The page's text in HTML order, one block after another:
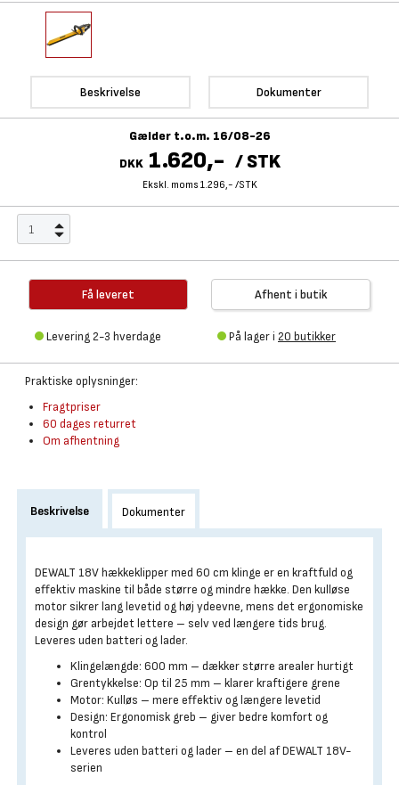
Beskrivelse Dokumenter
Gælder t.o.m. 16/08-26
DKK 1.620,- / STK
Ekskl. moms 1.296,- /STK
Få leveret
Levering 2-3 hverdage
Afhent i butik
På lager i 20 butikker
Praktiske oplysninger:
Fragtpriser
60 dages returret
Om afhentning
Beskrivelse Dokumenter
DEWALT 18V hækkeklipper med 60 cm klinge er en kraftfuld og
effektiv maskine til både større og mindre hække. Den kulløse
motor sikrer lang levetid og høj ydeevne, mens det ergonomiske
design gør arbejdet lettere – selv ved længere tids brug.
Leveres uden batteri og lader.
Klingelængde: 600 mm – dækker større arealer hurtigt
Grentykkelse: Op til 25 mm – klarer kraftigere grene
Motor: Kulløs – mere effektiv og længere levetid
Design: Ergonomisk greb – giver bedre komfort og
kontrol
Leveres uden batteri og lader – en del af DEWALT 18V-
serien